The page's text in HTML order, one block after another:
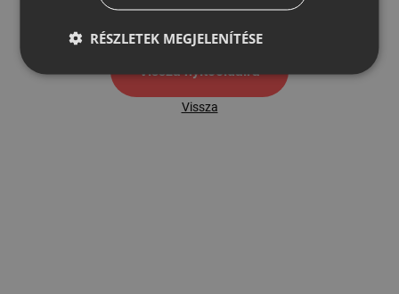
Vissza nyítóoldalra
Vissza
RÉSZLETEK MEGJELENÍTÉSE